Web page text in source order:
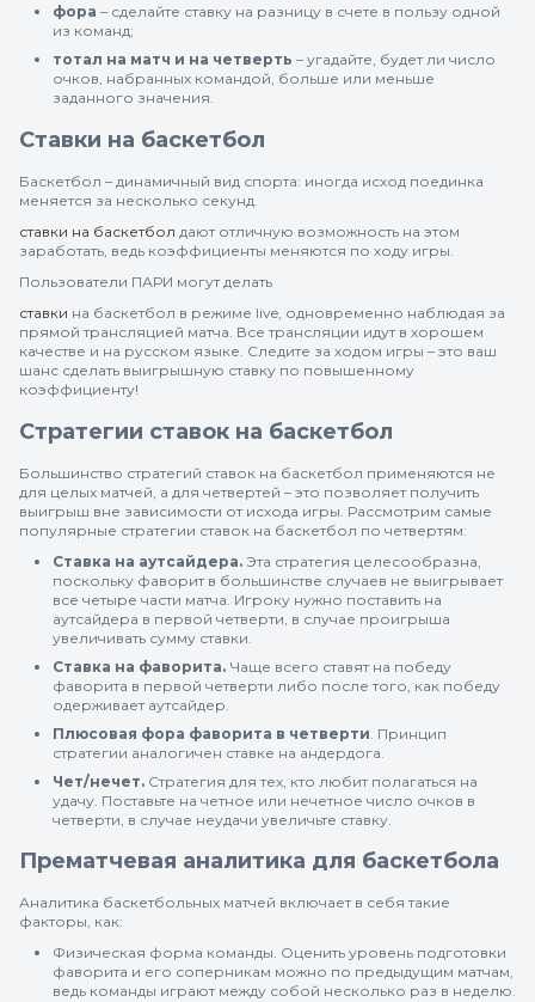
фора – сделайте ставку на разницу в счете в пользу одной
из команд;
тотал на матч и на четверть – угадайте, будет ли число
очков, набранных командой, больше или меньше
заданного значения.
Ставки на баскетбол
Баскетбол – динамичный вид спорта: иногда исход поединка
меняется за несколько секунд.
ставки на баскетбол дают отличную возможность на этом
заработать, ведь коэффициенты меняются по ходу игры.
Пользователи ПАРИ могут делать
ставки на баскетбол в режиме live, одновременно наблюдая за
прямой трансляцией матча. Все трансляции идут в хорошем
качестве и на русском языке. Следите за ходом игры – это ваш
шанс сделать выигрышную ставку по повышенному
коэффициенту!
Стратегии ставок на баскетбол
Большинство стратегий ставок на баскетбол применяются не
для целых матчей, а для четвертей – это позволяет получить
выигрыш вне зависимости от исхода игры. Рассмотрим самые
популярные стратегии ставок на баскетбол по четвертям:
Ставка на аутсайдера. Эта стратегия целесообразна,
поскольку фаворит в большинстве случаев не выигрывает
все четыре части матча. Игроку нужно поставить на
аутсайдера в первой четверти, в случае проигрыша
увеличивать сумму ставки.
Ставка на фаворита. Чаще всего ставят на победу
фаворита в первой четверти либо после того, как победу
одерживает аутсайдер.
Плюсовая фора фаворита в четверти . Принцип
стратегии аналогичен ставке на андердога.
Чет/нечет. Стратегия для тех, кто любит полагаться на
удачу. Поставьте на четное или нечетное число очков в
четверти, в случае неудачи увеличьте ставку.
Прематчевая аналитика для баскетбола
Аналитика баскетбольных матчей включает в себя такие
факторы, как:
Физическая форма команды. Оценить уровень подготовки
фаворита и его соперникам можно по предыдущим матчам,
ведь команды играют между собой несколько раз в неделю.